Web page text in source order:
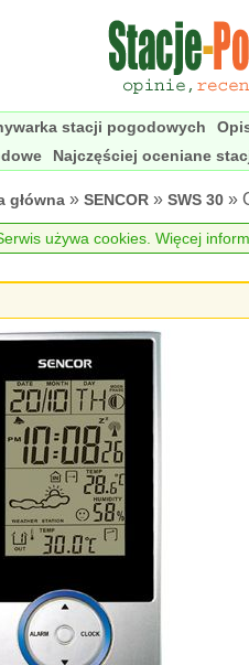
stacji pogodowych
Najczęściej oceniane
główna » SENCOR » SWS 30 »
używa cookies. Więcej